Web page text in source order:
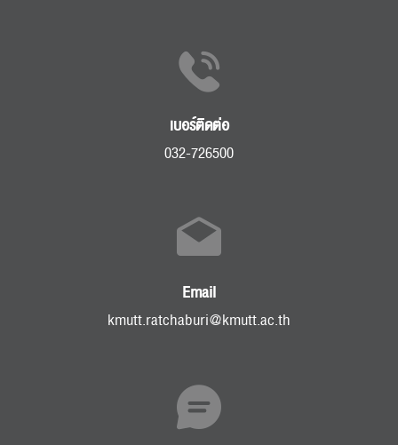
เบอร์ติดต่อ
032-726500
Email
kmutt.ratchaburi@kmutt.ac.th